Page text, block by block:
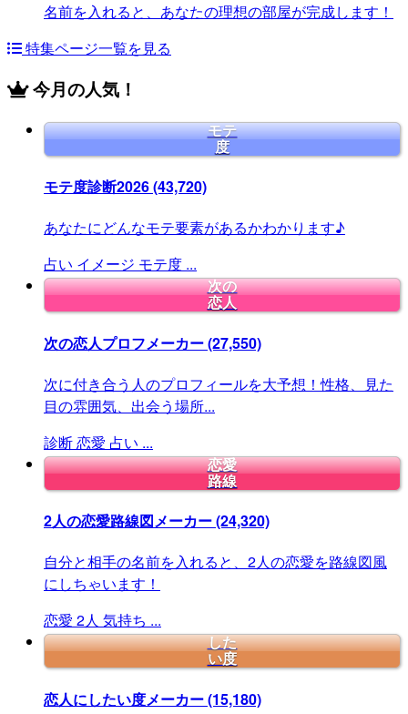
名前を入れると、あなたの理想の部屋が完成します！
特集ページ一覧を見る
今月の人気！
モテ
度
モテ度診断2026(43,720)
あなたにどんなモテ要素があるかわかります♪
占い イメージ モテ度 ...
次の
恋人
次の恋人プロフメーカー(27,550)
次に付き合う人のプロフィールを大予想！性格、見た
目の雰囲気、出会う場所...
診断恋愛 占い ...
恋愛
路線
2人の恋愛路線図メーカー(24,320)
自分と相手の名前を入れると、2人の恋愛を路線図風
にしちゃいます！
恋愛 2人 気持ち ...
した
い度
恋人にしたい度メーカー(15,180)